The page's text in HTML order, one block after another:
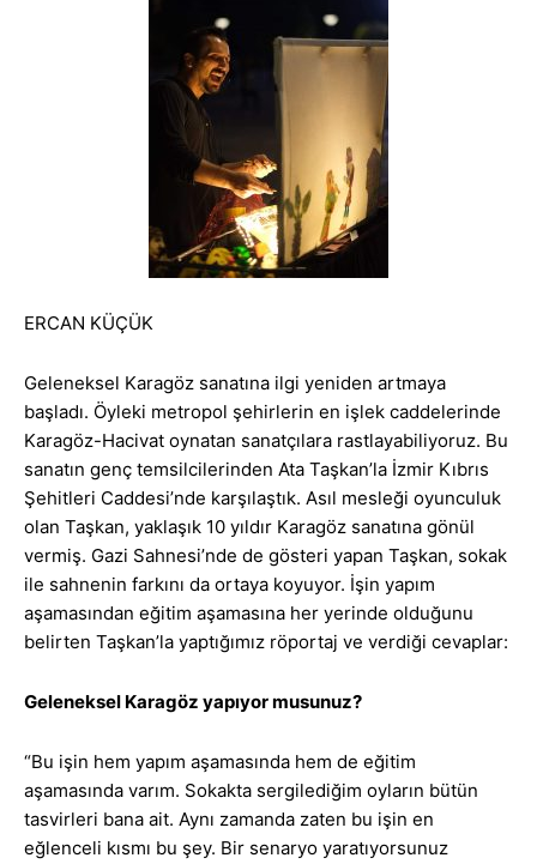
ERCAN KÜÇÜK
Geleneksel Karagöz sanatına ilgi yeniden artmaya
başladı. Öyleki metropol şehirlerin en işlek caddelerinde
Karagöz-Hacivat oynatan sanatçılara rastlayabiliyoruz. Bu
sanatın genç temsilcilerinden Ata Taşkan’la İzmir Kıbrıs
Şehitleri Caddesi’nde karşılaştık. Asıl mesleği oyunculuk
olan Taşkan, yaklaşık 10 yıldır Karagöz sanatına gönül
vermiş. Gazi Sahnesi’nde de gösteri yapan Taşkan, sokak
ile sahnenin farkını da ortaya koyuyor. İşin yapım
aşamasından eğitim aşamasına her yerinde olduğunu
belirten Taşkan’la yaptığımız röportaj ve verdiği cevaplar:
Geleneksel Karagöz yapıyor musunuz?
“Bu işin hem yapım aşamasında hem de eğitim
aşamasında varım. Sokakta sergilediğim oyların bütün
tasvirleri bana ait. Aynı zamanda zaten bu işin en
eğlenceli kısmı bu şey. Bir senaryo yaratıyorsunuz